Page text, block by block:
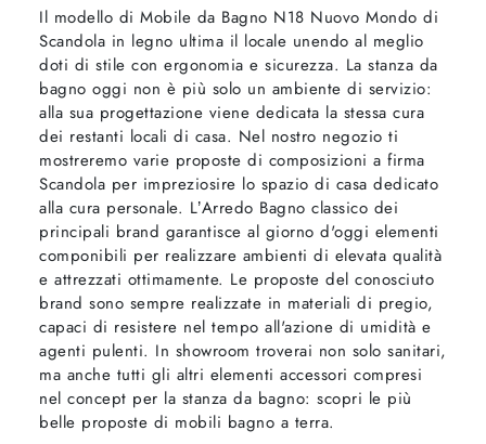
Il modello di Mobile da Bagno N18 Nuovo Mondo di
Scandola in legno ultima il locale unendo al meglio
doti di stile con ergonomia e sicurezza. La stanza da
bagno oggi non è più solo un ambiente di servizio:
alla sua progettazione viene dedicata la stessa cura
dei restanti locali di casa. Nel nostro negozio ti
mostreremo varie proposte di composizioni a firma
Scandola per impreziosire lo spazio di casa dedicato
alla cura personale. L’Arredo Bagno classico dei
principali brand garantisce al giorno d'oggi elementi
componibili per realizzare ambienti di elevata qualità
e attrezzati ottimamente. Le proposte del conosciuto
brand sono sempre realizzate in materiali di pregio,
capaci di resistere nel tempo all'azione di umidità e
agenti pulenti. In showroom troverai non solo sanitari,
ma anche tutti gli altri elementi accessori compresi
nel concept per la stanza da bagno: scopri le più
belle proposte di mobili bagno a terra.